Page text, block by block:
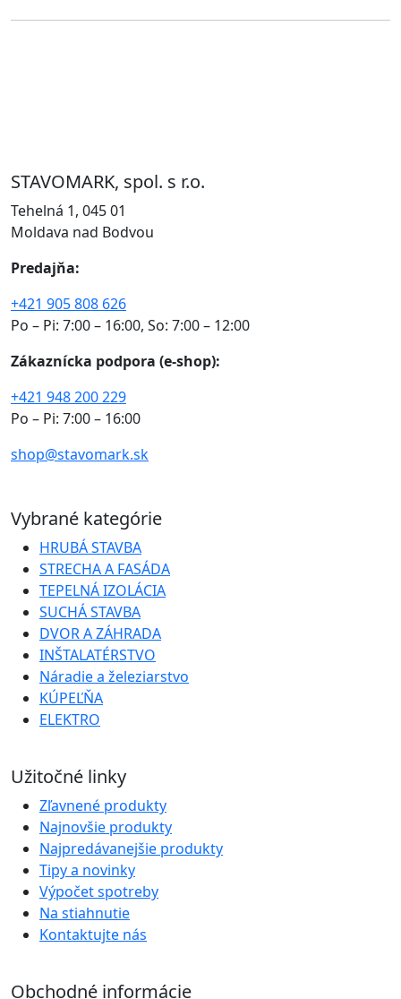
STAVOMARK, spol. s r.o.
Tehelná 1, 045 01
Moldava nad Bodvou
Predajňa:
+421 905 808 626
Po – Pi: 7:00 – 16:00, So: 7:00 – 12:00
Zákaznícka podpora (e-shop):
+421 948 200 229
Po – Pi: 7:00 – 16:00
shop@stavomark.sk
Vybrané kategórie
HRUBÁ STAVBA
STRECHA A FASÁDA
TEPELNÁ IZOLÁCIA
SUCHÁ STAVBA
DVOR A ZÁHRADA
INŠTALATÉRSTVO
Náradie a železiarstvo
KÚPEĽŇA
ELEKTRO
Užitočné linky
Zľavnené produkty
Najnovšie produkty
Najpredávanejšie produkty
Tipy a novinky
Výpočet spotreby
Na stiahnutie
Kontaktujte nás
Obchodné informácie